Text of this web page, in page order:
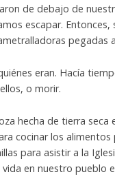
de debajo de
escapar.
pegadas
eran. Hacía
o morir.
hecha de tierra
cocinar los
para asistir a la
en nuestro pueblo